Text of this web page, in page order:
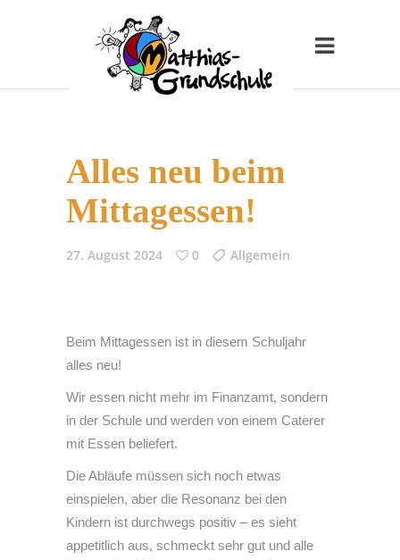
Alles neu beim
Mittagessen!
27. August 2024 0 Allgemein
Beim Mittagessen ist in diesem Schuljahr
alles neu!
Wir essen nicht mehr im Finanzamt, sondern
in der Schule und werden von einem Caterer
mit Essen beliefert.
Die Abläufe müssen sich noch etwas
einspielen, aber die Resonanz bei den
Kindern ist durchwegs positiv – es sieht
appetitlich aus, schmeckt sehr gut und alle